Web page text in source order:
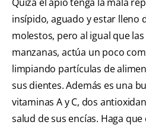
insípido, aguado y estar lleno
molestos, pero al igual que
manzanas, actúa un poco
limpiando partículas de
sus dientes. Además es una
vitaminas A y C, dos
salud de sus encías. Haga que